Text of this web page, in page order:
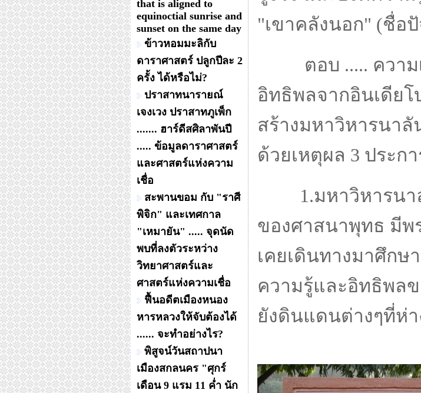
that is aligned to
equinoctial sunrise and
sunset on the same day
ข้าวหอมมะลิกับ
ดาราศาสตร์ ปลูกปีละ 2
ครั้ง ได้หรือไม่?
ปราสาทนารายณ์
เจงเวง ปราสาทภูเพ็ก
....... ฮาร์ดีสศิลาพันปี
..... ข้อมูลดาราศาสตร์
และศาสตร์แห่งความ
เชื่อ
สะพานขอม กับ "ราศี
พิจิก" และเทศกาล
"เหมายัน" ..... จุดนัด
พบที่ลงตัวระหว่าง
วิทยาศาสตร์และ
ศาสตร์แห่งความเชื่อ
ฟื้นอดีตเมืองหนอง
หารหลวงให้จับต้องได้
...... จะทำอย่างไร?
พิสูจน์วันสถาปนา
เมืองสกลนคร "ศุกร์
เดือน 9 แรม 11 ค่ำ นัก
"เขาคลังนอก" (ชื่อ
ตอบ ..... ความเ
อิทธิพลจากอินเดีย
สร้างมหาวิหารนาลัน
ด้วยเหตุผล 3 ประกา
1.มหาวิหารนาลั
ของศาสนาพุทธ มีพ
เคยเดินทางมาศึกษ
ความรู้และอิทธิพล
ยังดินแดนต่างๆที่ห่า